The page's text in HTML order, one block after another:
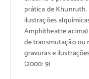
práticadeKhunruth.
ilustrações
Amphitheatreacima
detransmutaçãoou
gravuras e
(2000: 9)